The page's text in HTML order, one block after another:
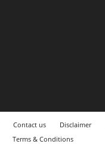
Contact us Disclaimer
Terms & Conditions